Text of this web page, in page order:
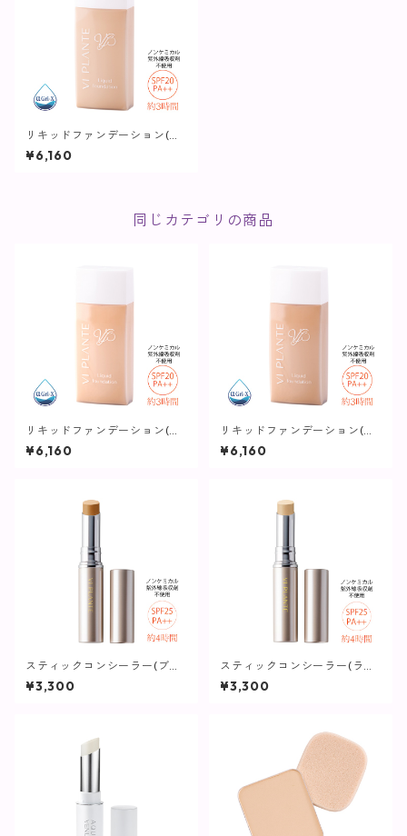
リキッドファンデーション(ベ
ージュ)【ヴィプランツ】
¥6,160
同じカテゴリの商品
リキッドファンデーション(イ
エローベージュ)【ヴィプラン
ツ】
¥6,160
リキッドファンデーション(オ
ークルベージュ)【ヴィプラン
ツ】
¥6,160
スティックコンシーラー(ブラ
イトアップ)【ヴィプランツ】
¥3,300
スティックコンシーラー(ライ
ト)【ヴィプランツ】
¥3,300